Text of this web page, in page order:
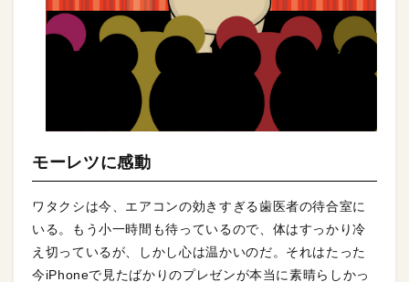
モーレツに感動
ワタクシは今、エアコンの効きすぎる歯医者の待合室に
いる。もう小一時間も待っているので、体はすっかり冷
え切っているが、しかし心は温かいのだ。それはたった
今iPhoneで見たばかりのプレゼンが本当に素晴らしかっ